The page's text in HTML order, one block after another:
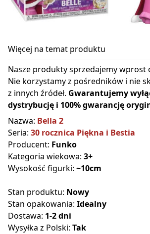
Więcej na temat produktu
Nasze produkty sprzedajemy wprost
Nie korzystamy z pośredników i nie
z innych źródeł. Gwarantujemy
dystrybucję i 100% gwarancję
Nazwa: Bella 2
Seria: 30 rocznica Piękna i Bestia
Producent: Funko
Kategoria wiekowa: 3+
Wysokość figurki: ~10cm
Stan produktu: Nowy
Stan opakowania: Idealny
Dostawa: 1-2 dni
Wysyłka z Polski: Tak